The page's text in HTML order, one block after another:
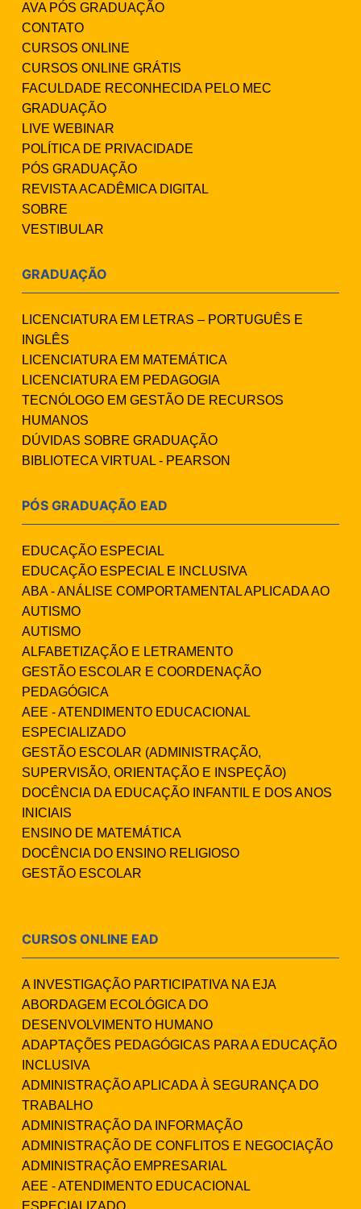
AVA PÓS GRADUAÇÃO
CONTATO
CURSOS ONLINE
CURSOS ONLINE GRÁTIS
FACULDADE RECONHECIDA PELO MEC
GRADUAÇÃO
LIVE WEBINAR
POLÍTICA DE PRIVACIDADE
PÓS GRADUAÇÃO
REVISTA ACADÊMICA DIGITAL
SOBRE
VESTIBULAR
GRADUAÇÃO
LICENCIATURA EM LETRAS – PORTUGUÊS E
INGLÊS
LICENCIATURA EM MATEMÁTICA
LICENCIATURA EM PEDAGOGIA
TECNÓLOGO EM GESTÃO DE RECURSOS
HUMANOS
DÚVIDAS SOBRE GRADUAÇÃO
BIBLIOTECA VIRTUAL - PEARSON
PÓS GRADUAÇÃO EAD
EDUCAÇÃO ESPECIAL
EDUCAÇÃO ESPECIAL E INCLUSIVA
ABA - ANÁLISE COMPORTAMENTAL APLICADA AO
AUTISMO
AUTISMO
ALFABETIZAÇÃO E LETRAMENTO
GESTÃO ESCOLAR E COORDENAÇÃO
PEDAGÓGICA
AEE - ATENDIMENTO EDUCACIONAL
ESPECIALIZADO
GESTÃO ESCOLAR (ADMINISTRAÇÃO,
SUPERVISÃO, ORIENTAÇÃO E INSPEÇÃO)
DOCÊNCIA DA EDUCAÇÃO INFANTIL E DOS ANOS
INICIAIS
ENSINO DE MATEMÁTICA
DOCÊNCIA DO ENSINO RELIGIOSO
GESTÃO ESCOLAR
CURSOS ONLINE EAD
A INVESTIGAÇÃO PARTICIPATIVA NA EJA
ABORDAGEM ECOLÓGICA DO
DESENVOLVIMENTO HUMANO
ADAPTAÇÕES PEDAGÓGICAS PARA A EDUCAÇÃO
INCLUSIVA
ADMINISTRAÇÃO APLICADA À SEGURANÇA DO
TRABALHO
ADMINISTRAÇÃO DA INFORMAÇÃO
ADMINISTRAÇÃO DE CONFLITOS E NEGOCIAÇÃO
ADMINISTRAÇÃO EMPRESARIAL
AEE - ATENDIMENTO EDUCACIONAL